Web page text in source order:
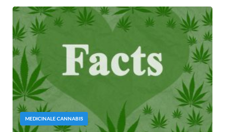
MEDICINALE CANNABIS